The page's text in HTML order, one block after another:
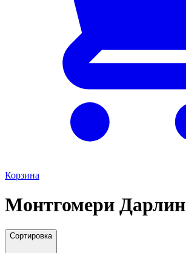
Корзина
Монтгомери Дарлин
Сортировка